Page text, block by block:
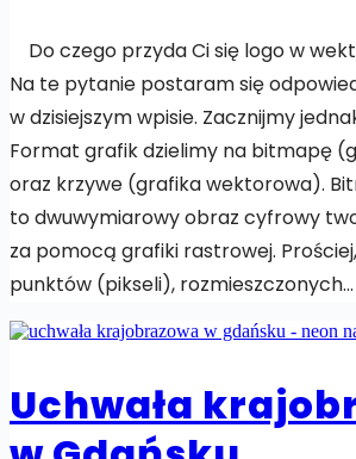
Do czego przyda Ci się logo w
Na te pytanie postaram się
w dzisiejszym wpisie. Zacznijmy
Format grafik dzielimy na bitmapę
oraz krzywe (grafika wektorowa).
to dwuwymiarowy obraz cyfrowy
za pomocą grafiki rastrowej.
punktów (pikseli), rozmieszczonych…
Uchwała